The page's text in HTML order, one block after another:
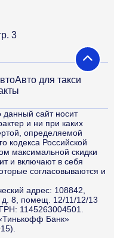
3
Авто для такси
сайт носит
и ни при каких
определяемой
кодекса Российской
максимальной скидки
и включают в себя
согласовываются и
адрес: 108842,
д. 8, помещ. 12/11/12/13
1145263004501.
Банк»